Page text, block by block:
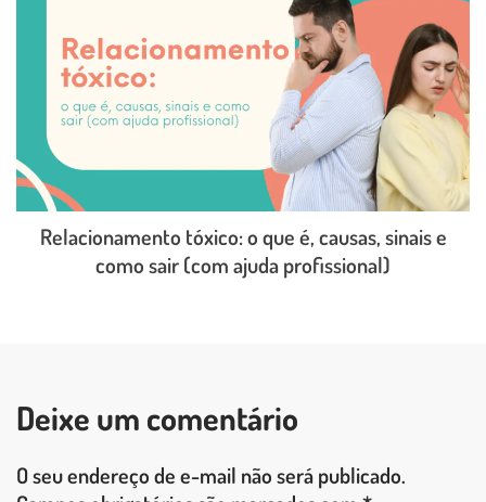
Relacionamento tóxico: o que é, causas, sinais e
como sair (com ajuda profissional)
Deixe um comentário
O seu endereço de e-mail não será publicado.